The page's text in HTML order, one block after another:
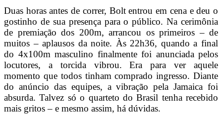
Duas horas antes de correr, Bolt entrou em cena e deu o
gostinho de sua presença para o público. Na cerimônia
de premiação dos 200m, arrancou os primeiros – de
muitos – aplausos da noite. Às 22h36, quando a final
do 4x100m masculino finalmente foi anunciada pelos
locutores, a torcida vibrou. Era para ver aquele
momento que todos tinham comprado ingresso. Diante
do anúncio das equipes, a vibração pela Jamaica foi
absurda. Talvez só o quarteto do Brasil tenha recebido
mais gritos – e mesmo assim, há dúvidas.